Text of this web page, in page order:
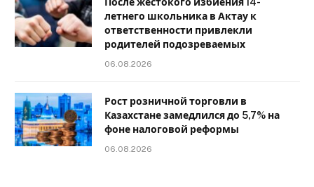
летнего школьника в Актау к
ответственности привлекли
родителей подозреваемых
06.08.2026
Рост розничной торговли в
Казахстане замедлился до 5,7% на
фоне налоговой реформы
06.08.2026